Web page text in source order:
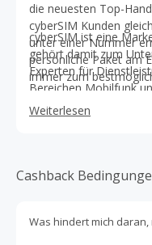
die neuesten Top-
cyberSIM Kunden
unter einer Nummer
persönliche Paket am
immer zum
cyberSIM ist eine
gehört damit zum
Experten für
Bereichen Mobilfunk
Kundenverträgen zählt
Weiterlesen
Cashback
Was hindert mich